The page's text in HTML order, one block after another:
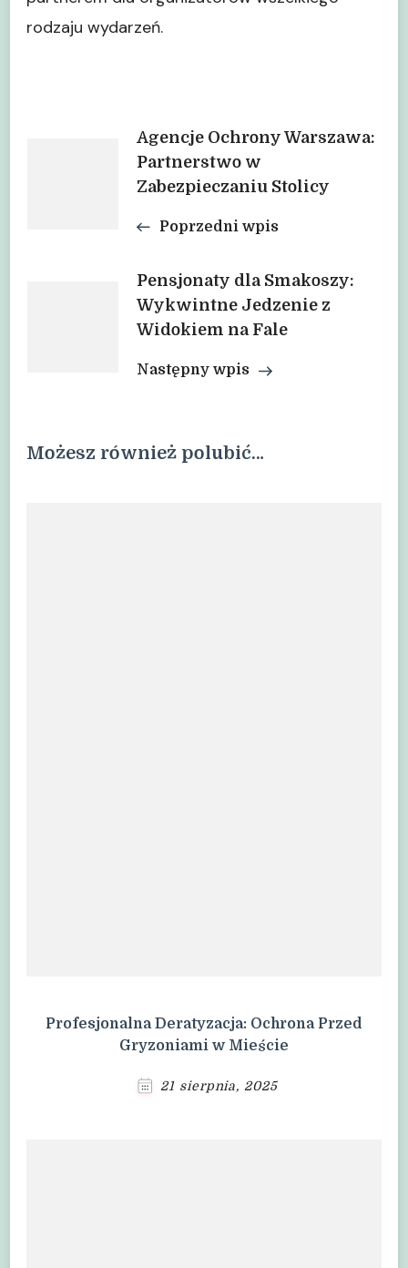
rodzaju wydarzeń.
Nawigacja
wpisu
Agencje Ochrony Warszawa:
Partnerstwo w
Zabezpieczaniu Stolicy
Poprzedni wpis
Pensjonaty dla Smakoszy:
Wykwintne Jedzenie z
Widokiem na Fale
Następny wpis
Możesz również polubić…
Profesjonalna Deratyzacja: Ochrona Przed
Gryzoniami w Mieście
21 sierpnia, 2025